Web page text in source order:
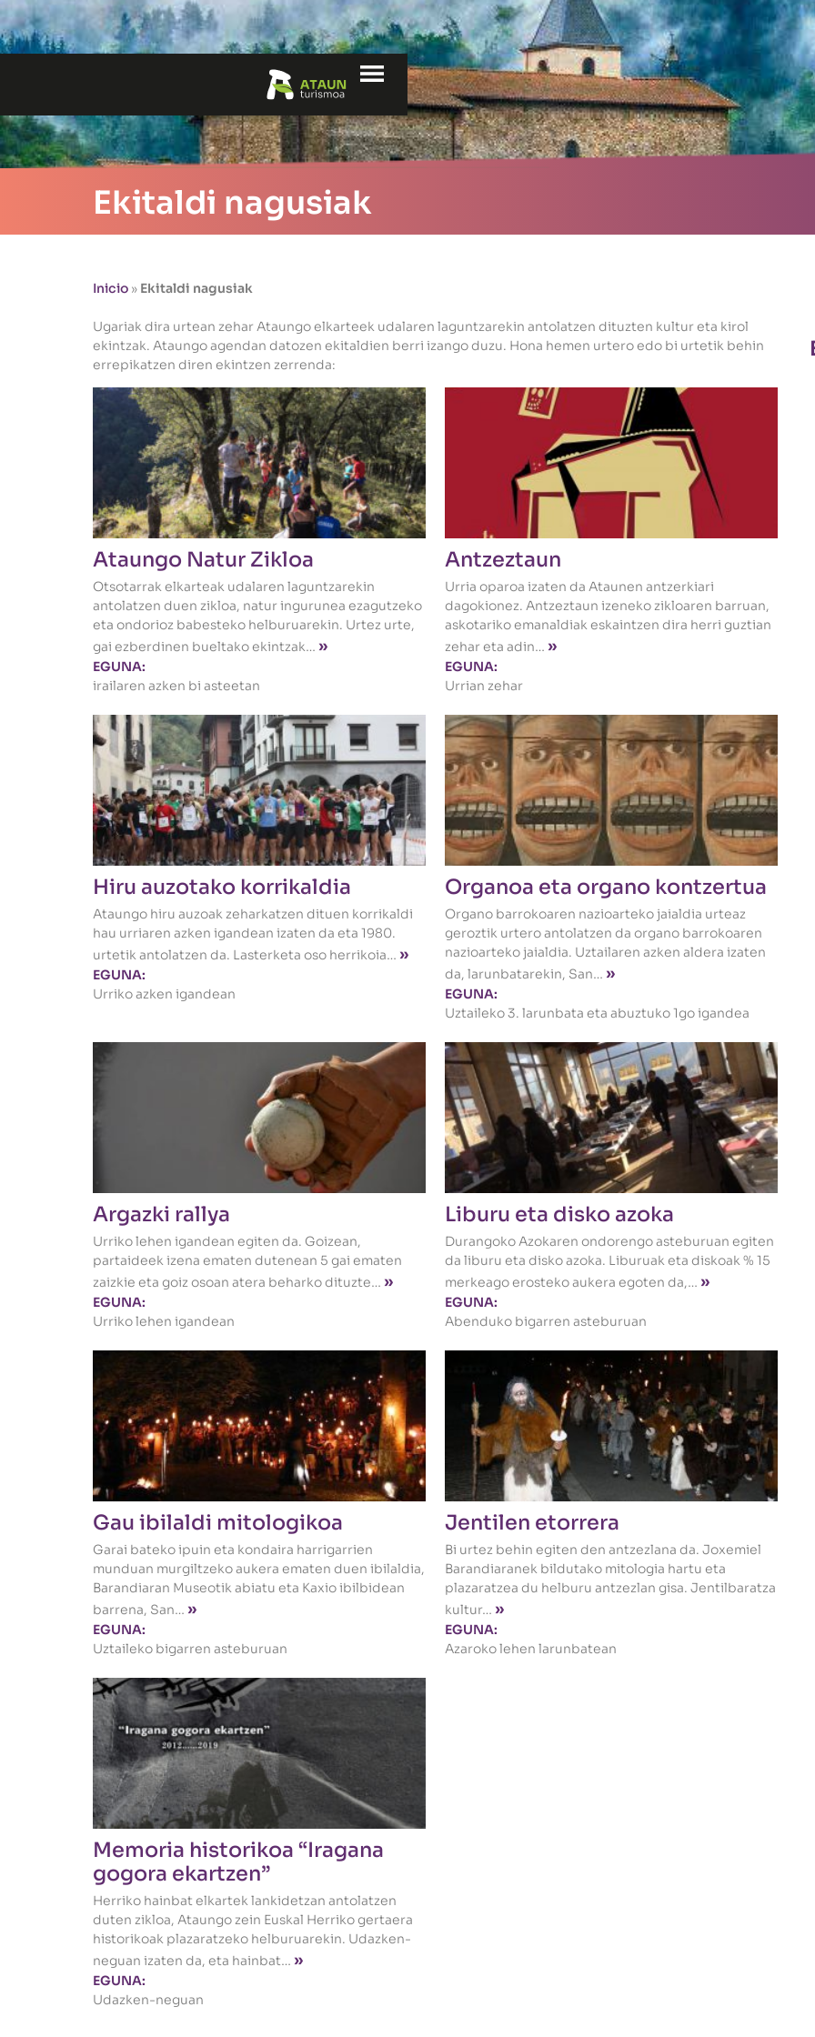
Menu
Ekitaldi nagusiak
Inicio » Ekitaldi nagusiak
Ugariak dira urtean zehar Ataungo elkarteek udalaren laguntzarekin antolatzen dituzten kultur eta kirol
ekintzak. Ataungo agendan datozen ekitaldien berri izango duzu. Hona hemen urtero edo bi urtetik behin
errepikatzen diren ekintzen zerrenda:
Ataungo Natur Zikloa
Otsotarrak elkarteak udalaren laguntzarekin
antolatzen duen zikloa, natur ingurunea ezagutzeko
eta ondorioz babesteko helburuarekin. Urtez urte,
gai ezberdinen bueltako ekintzak… »
EGUNA:
irailaren azken bi asteetan
Antzeztaun
Urria oparoa izaten da Ataunen antzerkiari
dagokionez. Antzeztaun izeneko zikloaren barruan,
askotariko emanaldiak eskaintzen dira herri guztian
zehar eta adin… »
EGUNA:
Urrian zehar
Hiru auzotako korrikaldia
Ataungo hiru auzoak zeharkatzen dituen korrikaldi
hau urriaren azken igandean izaten da eta 1980.
urtetik antolatzen da. Lasterketa oso herrikoia… »
EGUNA:
Urriko azken igandean
Organoa eta organo kontzertua
Organo barrokoaren nazioarteko jaialdia urteaz
geroztik urtero antolatzen da organo barrokoaren
nazioarteko jaialdia. Uztailaren azken aldera izaten
da, larunbatarekin, San… »
EGUNA:
Uztaileko 3. larunbata eta abuztuko 1go igandea
Argazki rallya
Urriko lehen igandean egiten da. Goizean,
partaideek izena ematen dutenean 5 gai ematen
zaizkie eta goiz osoan atera beharko dituzte… »
EGUNA:
Urriko lehen igandean
Liburu eta disko azoka
Durangoko Azokaren ondorengo asteburuan egiten
da liburu eta disko azoka. Liburuak eta diskoak % 15
merkeago erosteko aukera egoten da,… »
EGUNA:
Abenduko bigarren asteburuan
Gau ibilaldi mitologikoa
Garai bateko ipuin eta kondaira harrigarrien
munduan murgiltzeko aukera ematen duen ibilaldia,
Barandiaran Museotik abiatu eta Kaxio ibilbidean
barrena, San… »
EGUNA:
Uztaileko bigarren asteburuan
Jentilen etorrera
Bi urtez behin egiten den antzezlana da. Joxemiel
Barandiaranek bildutako mitologia hartu eta
plazaratzea du helburu antzezlan gisa. Jentilbaratza
kultur… »
EGUNA:
Azaroko lehen larunbatean
Memoria historikoa “Iragana
gogora ekartzen”
Herriko hainbat elkartek lankidetzan antolatzen
duten zikloa, Ataungo zein Euskal Herriko gertaera
historikoak plazaratzeko helburuarekin. Udazken-
neguan izaten da, eta hainbat… »
EGUNA:
Udazken-neguan